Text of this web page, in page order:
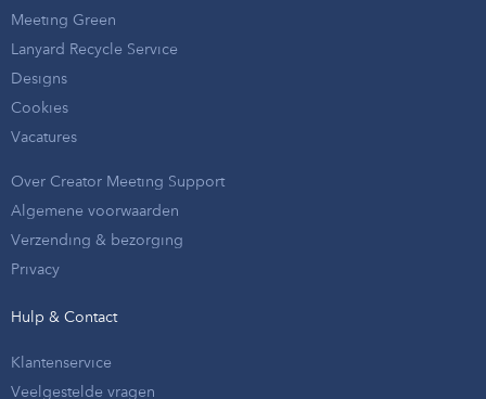
Meeting Green
Lanyard Recycle Service
Designs
Cookies
Vacatures
Over Creator Meeting Support
Algemene voorwaarden
Verzending & bezorging
Privacy
Hulp & Contact
Klantenservice
Veelgestelde vragen